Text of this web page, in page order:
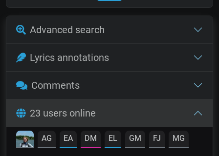
Advanced search
Lyrics annotations
Comments
23 users online
AG EA DM EL GM FJ MG